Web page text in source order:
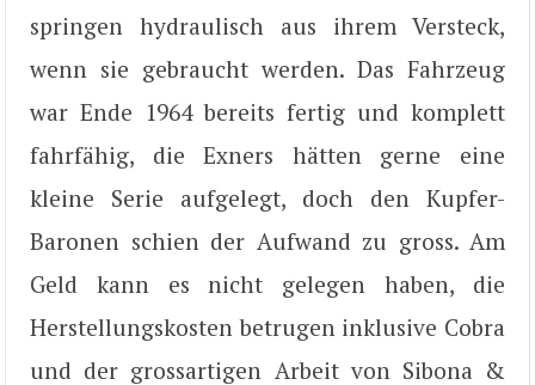
springen hydraulisch aus ihrem Versteck,
wenn sie gebraucht werden. Das Fahrzeug
war Ende 1964 bereits fertig und komplett
fahrfähig, die Exners hätten gerne eine
kleine Serie aufgelegt, doch den Kupfer-
Baronen schien der Aufwand zu gross. Am
Geld kann es nicht gelegen haben, die
Herstellungskosten betrugen inklusive Cobra
und der grossartigen Arbeit von Sibona &